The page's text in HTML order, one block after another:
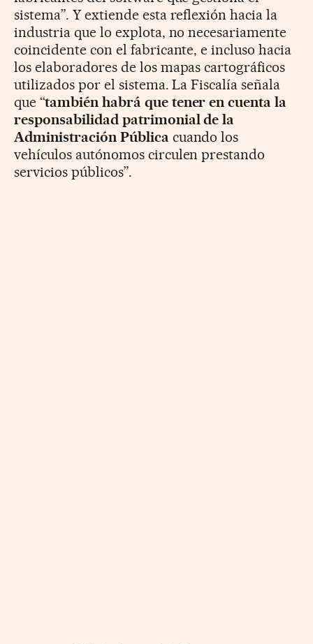
sistema”. Y extiende esta reflexión hacia la
industria que lo explota, no necesariamente
coincidente con el fabricante, e incluso hacia
los elaboradores de los mapas cartográficos
utilizados por el sistema. La Fiscalía señala
que “también habrá que tener en cuenta la
responsabilidad patrimonial de la
Administración Pública cuando los
vehículos autónomos circulen prestando
servicios públicos”.